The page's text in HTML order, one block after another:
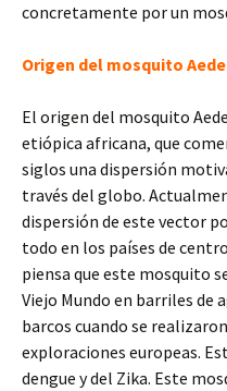
concretamente por un
Origen del mosquito
El origen del mosquito
etiópica africana, que
siglos una dispersión
través del globo.
dispersión de este vector
todo en los países de
piensa que este mosquito
Viejo Mundo en barriles de
barcos cuando se
exploraciones europeas.
dengue y del Zika. Este